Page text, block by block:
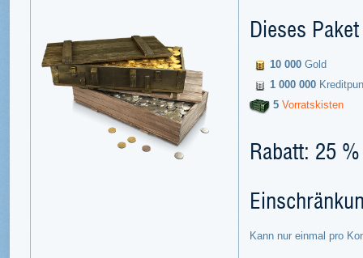
Dieses
10 000 Gold
1 000 000
5 Vorratskisten
Rabatt: 25 %
Kann nur einmal pro